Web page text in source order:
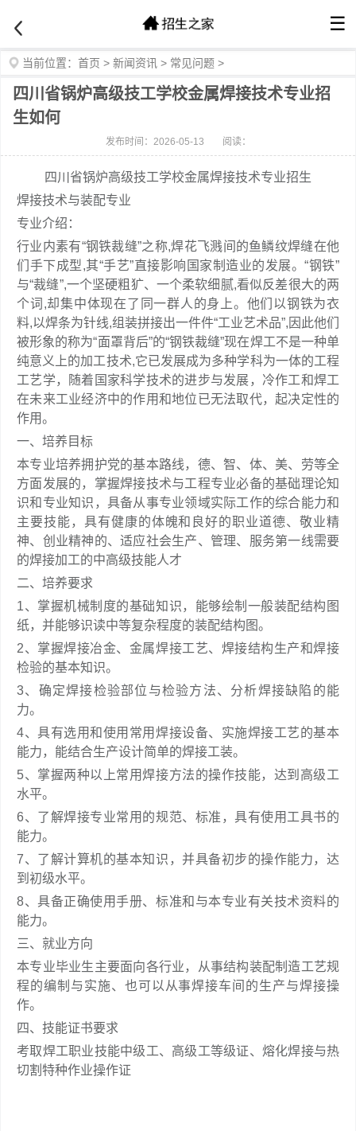
☰
当前位置： 首页 > 新闻资讯 > 常见问题 >
四川省锅炉高级技工学校金属焊接技术专业招
生如何
发布时间：2026-05-13 阅读：
四川省锅炉高级技工学校金属焊接技术专业招生
焊接技术与装配专业
专业介绍：
行业内素有“钢铁裁缝”之称,焊花飞溅间的鱼鳞纹焊缝在他
们手下成型,其“手艺”直接影响国家制造业的发展。“钢铁”
与“裁缝”,一个坚硬粗犷、一个柔软细腻,看似反差很大的两
个词,却集中体现在了同一群人的身上。他们以钢铁为衣
料,以焊条为针线,组装拼接出一件件“工业艺术品”,因此他们
被形象的称为“面罩背后”的“钢铁裁缝”现在焊工不是一种单
纯意义上的加工技术,它已发展成为多种学科为一体的工程
工艺学，随着国家科学技术的进步与发展，冷作工和焊工
在未来工业经济中的作用和地位已无法取代，起决定性的
作用。
一、培养目标
本专业培养拥护党的基本路线，德、智、体、美、劳等全
方面发展的，掌握焊接技术与工程专业必备的基础理论知
识和专业知识，具备从事专业领域实际工作的综合能力和
主要技能，具有健康的体魄和良好的职业道德、敬业精
神、创业精神的、适应社会生产、管理、服务第一线需要
的焊接加工的中高级技能人才
二、培养要求
1、掌握机械制度的基础知识，能够绘制一般装配结构图
纸，并能够识读中等复杂程度的装配结构图。
2、掌握焊接冶金、金属焊接工艺、焊接结构生产和焊接
检验的基本知识。
3、确定焊接检验部位与检验方法、分析焊接缺陷的能
力。
4、具有选用和使用常用焊接设备、实施焊接工艺的基本
能力，能结合生产设计简单的焊接工装。
5、掌握两种以上常用焊接方法的操作技能，达到高级工
水平。
6、了解焊接专业常用的规范、标准，具有使用工具书的
能力。
7、了解计算机的基本知识，并具备初步的操作能力，达
到初级水平。
8、具备正确使用手册、标准和与本专业有关技术资料的
能力。
三、就业方向
本专业毕业生主要面向各行业，从事结构装配制造工艺规
程的编制与实施、也可以从事焊接车间的生产与焊接操
作。
四、技能证书要求
考取焊工职业技能中级工、高级工等级证、熔化焊接与热
切割特种作业操作证